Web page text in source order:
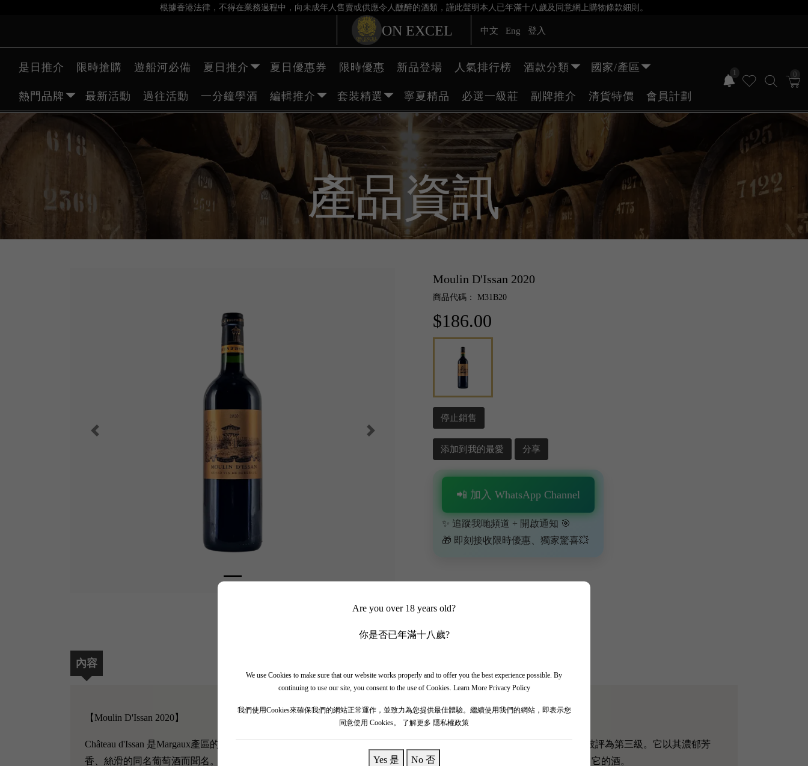
根據香港法律，不得在業務過程中，向未成年人售賣或供應令人醺醉的酒類，謹此聲明本人已年滿十八歲及同意網上購物條款細則。
ON EXCEL 中文 Eng 登入
1 0
是日推介 限時搶購 遊船河必備 夏日推介 夏日優惠券 限時優惠 新品登場 人氣排行榜 酒款分類 國家/產區
熱門品牌 最新活動 過往活動 一分鐘學酒 編輯推介 套裝精選 寧夏精品 必選一級莊 副牌推介 清貨特價 會員計劃
Are you over 18 years old?
你是否已年滿十八歲?
We use Cookies to make sure that our website works properly and to offer you the best experience possible. By
continuing to use our site, you consent to the use of Cookies. Learn More Privacy Policy
我們使用Cookies來確保我們的網站正常運作，並致力為您提供最佳體驗。繼續使用我們的網站，即表示您
同意使用 Cookies。 了解更多 隱私權政策
Yes 是 No 否
產品資訊
Moulin D'Issan 2020
商品代碼： M31B20
$186.00
停止銷售
添加到我的最愛 分享
📲 加入 WhatsApp Channel
✨ 追蹤我哋頻道 + 開啟通知 🎯
🎁 即刻接收限時優惠、獨家驚喜💥
內容
【Moulin D'Issan 2020】
Château d'Issan 是Margaux產區的莊園，位於Château Margaux的南部，毗鄰帕爾默（Palmer）。1855 年波爾多官方分類中被評為第三級。它以其濃郁芳
香、絲滑的同名葡萄酒而聞名。D'Issan 也有著悠久的歷史。 1152 年，阿基坦的埃莉諾和英格蘭的亨利二世結婚時供應了它的酒。